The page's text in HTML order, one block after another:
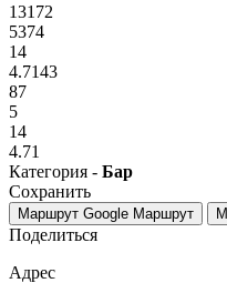
13172
5374
14
4.7143
87
5
14
4.71
Категория - Бар
Сохранить
Маршрут Google Маршрут
Поделиться
Адрес